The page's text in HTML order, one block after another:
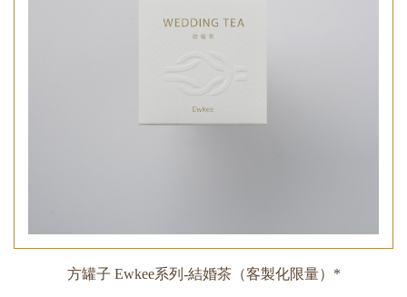
方罐子 Ewkee系列-結婚茶（客製化限量）*